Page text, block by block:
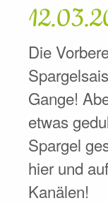
Die
Gange!
etwas
Spargel
hier und
Kanälen!